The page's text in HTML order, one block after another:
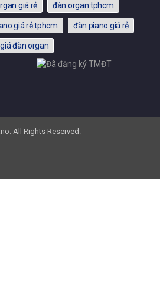
giá rẻ đàn organ tphcm
giá rẻ tphcm đàn piano giá rẻ
đàn organ
All Rights Reserved.